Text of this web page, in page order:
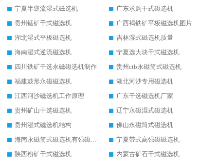
宁夏半逆流湿式磁选机
广东求购干式磁选机
贵州锰矿干式磁选机
广西褐铁矿平板磁选机图片
湖北湿式平板磁选机
吉林湿式磁选机质量
海南湿式逆流磁选机
宁夏选大块干式磁选机
四川铁矿干选永磁磁选机制作
贵州ctb永磁筒式磁选机
福建鼓形永磁磁选机
湖北河沙专用磁选机
江西河沙磁选机工作原理
广东干选磁选机厂家
贵州矿山干选磁选机
辽宁永磁湿式磁选机
贵州湿式磁选机结构
佛山永磁筒式磁选机
海南永磁筒式磁选机有强磁的吗
宁夏带式高强磁磁选机
陕西粉矿干式磁选机
内蒙古矿石干式磁选机